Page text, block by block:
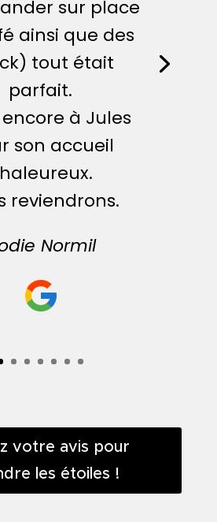
sur place
ainsi que des
tout était
parfait.
à Jules
son accueil
reviendrons.
Normil
votre avis pour
les étoiles !